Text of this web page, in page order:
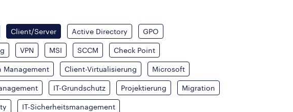
Client/Server Active Directory GPO
VPN MSI SCCM Check Point
Management Client-Virtualisierung Microsoft
IT-Grundschutz Projektierung Migration
IT-Sicherheitsmanagement